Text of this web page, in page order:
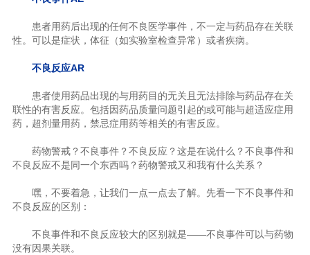
患者用药后出现的任何不良医学事件，不一定与药品存在关联
性。可以是症状，体征（如实验室检查异常）或者疾病。
不良反应AR
患者使用药品出现的与用药目的无关且无法排除与药品存在关
联性的有害反应。包括因药品质量问题引起的或可能与超适应症用
药，超剂量用药，禁忌症用药等相关的有害反应。
药物警戒？不良事件？不良反应？这是在说什么？不良事件和
不良反应不是同一个东西吗？药物警戒又和我有什么关系？
嘿，不要着急，让我们一点一点去了解。先看一下不良事件和
不良反应的区别：
不良事件和不良反应较大的区别就是——不良事件可以与药物
没有因果关联。